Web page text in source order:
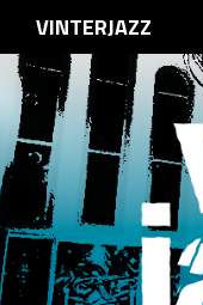
VINTERJAZZ